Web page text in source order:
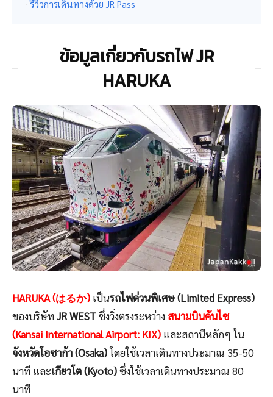
รีวิวการเดินทางด้วย JR Pass
ข้อมูลเกี่ยวกับรถไฟ JR
HARUKA
HARUKA (はるか) เป็นรถไฟด่วนพิเศษ (Limited Express)
ของบริษัทJR WESTซึ่งวิ่งตรงระหว่าง สนามบินคันไซ
(Kansai International Airport: KIX) และสถานีหลักๆ ใน
จังหวัดโอซาก้า (Osaka)โดยใช้เวลาเดินทางประมาณ 35-50
นาที และเกียวโต (Kyoto)ซึ่งใช้เวลาเดินทางประมาณ 80
นาที